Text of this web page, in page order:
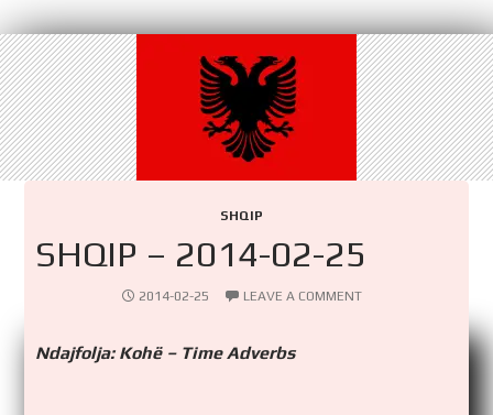
SHQIP
SHQIP – 2014-02-25
2014-02-25 LEAVE A COMMENT
Ndajfolja: Kohë – Time Adverbs